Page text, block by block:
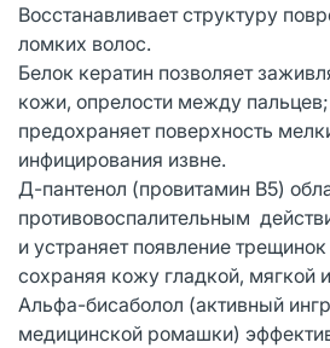
Восстанавливает структуру
ломких волос.
Белок кератин позволяет
кожи, опрелости между
предохраняет поверхность
инфицирования извне.
Д-пантенол (провитамин В5)
противовоспалительным
и устраняет появление
сохраняя кожу гладкой, мягкой
Альфа-бисаболол (активный
медицинской ромашки)